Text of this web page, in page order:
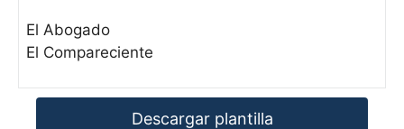
El Abogado
El Compareciente
Descargar plantilla